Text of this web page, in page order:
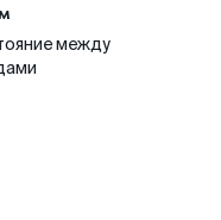
между